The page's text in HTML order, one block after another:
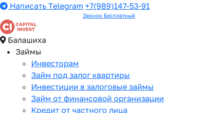
Написать Telegram +7(989)147-53-91
Звонок Бесплатный
Балашиха
Займы
Инвесторам
Займ под залог квартиры
Инвестиции в залоговые займы
Займ от финансовой организации
Кредит от частного лица